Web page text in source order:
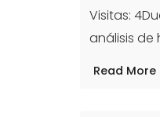
Visitas:
análisis de
Read More